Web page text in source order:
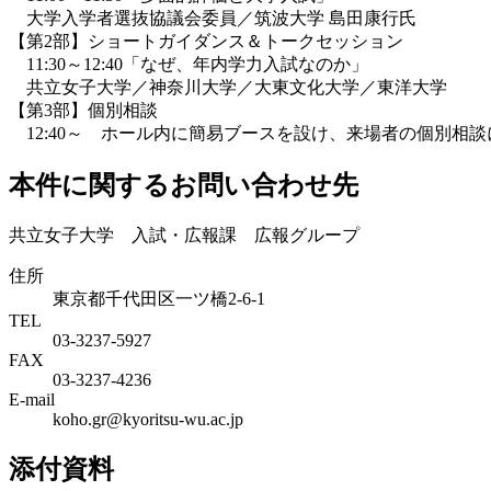
大学入学者選抜協議会委員／筑波大学 島田康行氏
【第2部】ショートガイダンス＆トークセッション
11:30～12:40「なぜ、年内学力入試なのか」
共立女子大学／神奈川大学／大東文化大学／東洋大学
【第3部】個別相談
12:40～ ホール内に簡易ブースを設け、来場者の個別相談
本件に関するお問い合わせ先
共立女子大学 入試・広報課 広報グループ
住所
東京都千代田区一ツ橋2-6-1
TEL
03-3237-5927
FAX
03-3237-4236
E-mail
koho.gr@kyoritsu-wu.ac.jp
添付資料